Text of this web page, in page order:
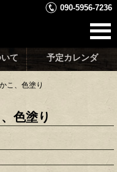
090-5956-7236
て 予定カレンダ
こ、色塗り
色塗り